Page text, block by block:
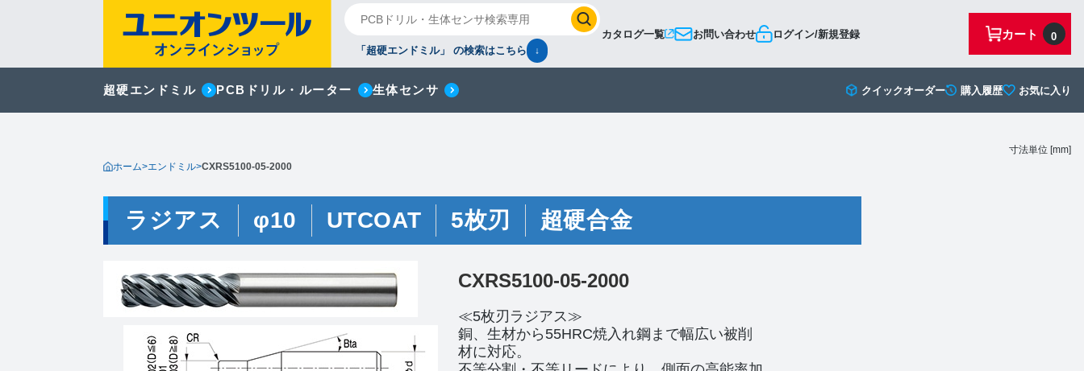
カタログ一覧 お問い合わせ ログイン/新規登録 0
カート
「超硬エンドミル」 の検索はこちら ↓
超硬エンドミル PCBドリル・ルーター 生体センサ クイックオーダー 購入履歴 お気に入り
ホーム>エンドミル>CXRS5100-05-2000
ラジアス φ10 UTCOAT 5枚刃 超硬合金
CXRS5100-05-2000
≪5枚刃ラジアス≫
銅、生材から55HRC焼入れ鋼まで幅広い被削
材に対応。
寸法単位 [mm]